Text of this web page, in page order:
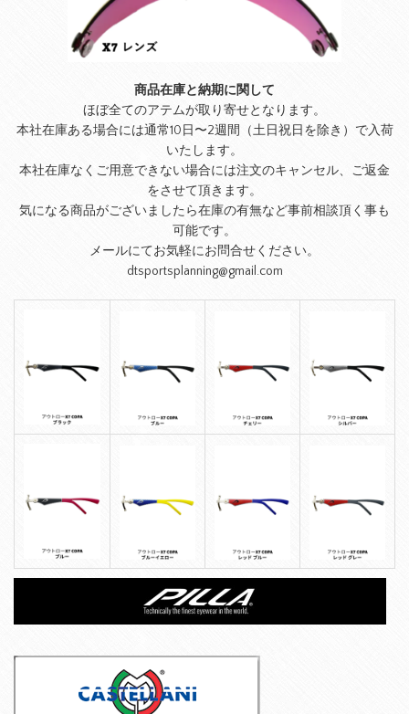
商品在庫と納期に関して
ほぼ全てのアテムが取り寄せとなります。
本社在庫ある場合には通常10日〜2週間（土日祝日を除き）で入荷
いたします。
本社在庫なくご用意できない場合には注文のキャンセル、ご返金
をさせて頂きます。
気になる商品がございましたら在庫の有無など事前相談頂く事も
可能です。
メールにてお気軽にお問合せください。
dtsportsplanning@gmail.com